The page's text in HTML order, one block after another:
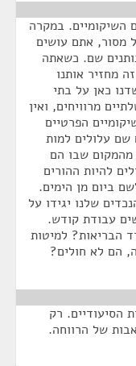
השיקומיים. במקרה
מסור, אתם עושים
שם. כשאתה
מחזיר אותנו
כאן על בתי
מרוויחים, ואין
הפרטיים
שם עלולים למות
מהמקום שבו הם
להיות ההורים
ביום מן הימים.
שלנו יגידו על
עבודת קודש.
הבריאות? למיטות
הם לא חולים?
הם למוסדות הסיעודיים. רק